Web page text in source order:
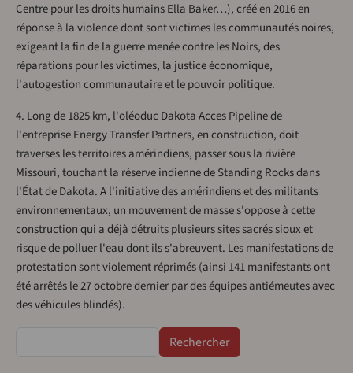
Centre pour les droits humains Ella Baker…), créé en 2016 en
réponse à la violence dont sont victimes les communautés noires,
exigeant la fin de la guerre menée contre les Noirs, des
réparations pour les victimes, la justice économique,
l'autogestion communautaire et le pouvoir politique.
4. Long de 1825 km, l'oléoduc Dakota Acces Pipeline de
l'entreprise Energy Transfer Partners, en construction, doit
traverses les territoires amérindiens, passer sous la rivière
Missouri, touchant la réserve indienne de Standing Rocks dans
l'État de Dakota. A l'initiative des amérindiens et des militants
environnementaux, un mouvement de masse s'oppose à cette
construction qui a déjà détruits plusieurs sites sacrés sioux et
risque de polluer l'eau dont ils s'abreuvent. Les manifestations de
protestation sont violement réprimés (ainsi 141 manifestants ont
été arrêtés le 27 octobre dernier par des équipes antiémeutes avec
des véhicules blindés).